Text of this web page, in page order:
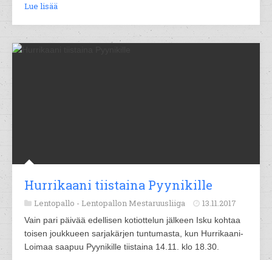
Lue lisää
Hurrikaani tiistaina Pyynikille
Lentopallo - Lentopallon Mestaruusliiga 13.11.2017
Vain pari päivää edellisen kotiottelun jälkeen Isku kohtaa
toisen joukkueen sarjakärjen tuntumasta, kun Hurrikaani-
Loimaa saapuu Pyynikille tiistaina 14.11. klo 18.30.